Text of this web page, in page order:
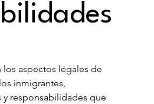
los aspectos legales de
inmigrantes,
responsabilidades que